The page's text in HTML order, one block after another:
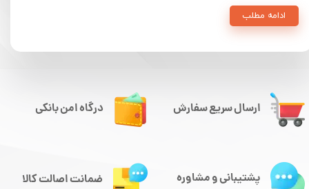
ادامه مطلب
ارسال سریع سفارش درگاه امن بانکی
پشتیبانی و مشاوره ضمانت اصالت کالا